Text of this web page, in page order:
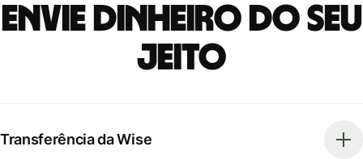
Envie dinheiro do seu
jeito
Transferência da Wise